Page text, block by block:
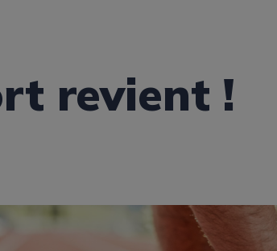
revient !